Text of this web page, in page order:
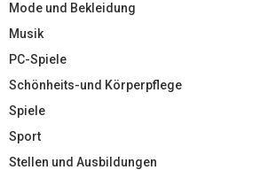
Mode und Bekleidung
Musik
PC-Spiele
Schönheits-und Körperpflege
Spiele
Sport
Stellen und Ausbildungen